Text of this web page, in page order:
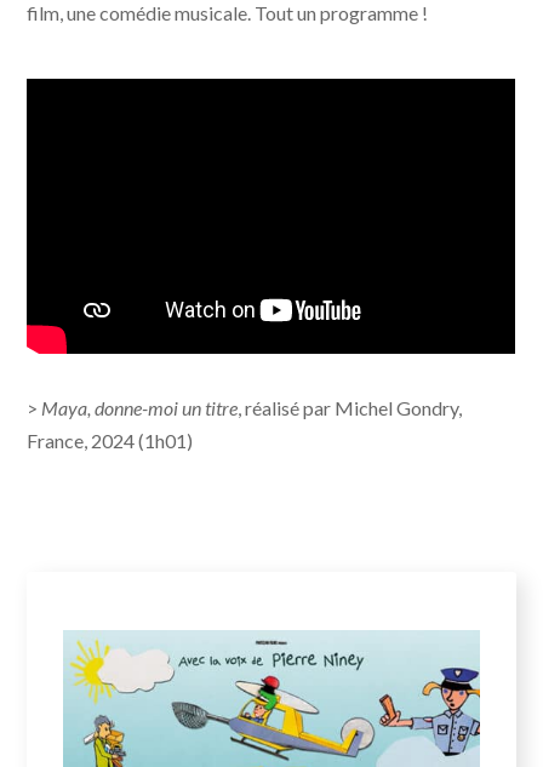
film, une comédie musicale. Tout un programme !
> Maya, donne-moi un titre, réalisé par Michel Gondry,
France, 2024 (1h01)